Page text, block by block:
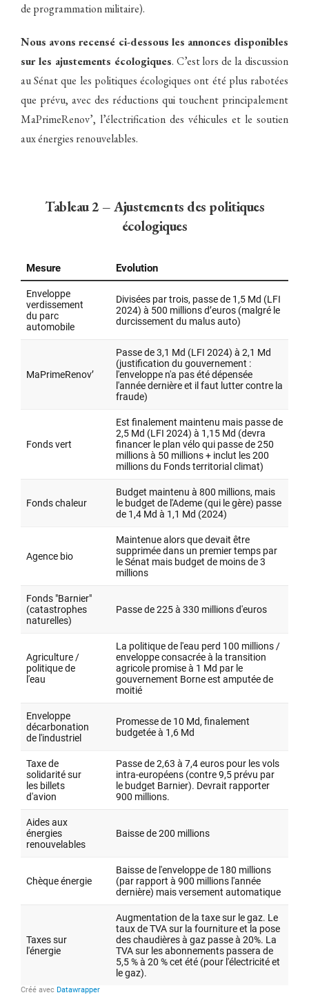
de programmation militaire).
Nous avons recensé ci-dessous les annonces disponibles
sur les ajustements écologiques. C’est lors de la discussion
au Sénat que les politiques écologiques ont été plus rabotées
que prévu, avec des réductions qui touchent principalement
MaPrimeRenov’, l’électrification des véhicules et le soutien
aux énergies renouvelables.
Tableau 2 – Ajustements des politiques
écologiques